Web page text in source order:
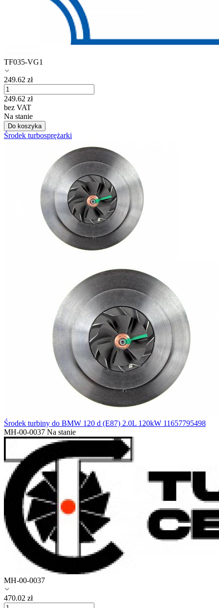
TF035-VG1
249.62 zł
249.62 zł
bez VAT
Na stanie
Do koszyka
Środek turbosprężarki
Środek turbiny do BMW 120 d (E87) 2.0L 120kW 11657795498
MH-00-0037 Na stanie
MH-00-0037
470.02 zł